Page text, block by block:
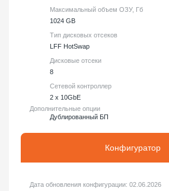
Конфигуратор
Дата обновления конфигурации: 02.06.2026
Максимальный объем ОЗУ, Гб
1024 GB
Тип дисковых отсеков
LFF HotSwap
Дисковые отсеки
8
Сетевой контроллер
2 x 10GbE
Дополнительные опции
Дублированный БП